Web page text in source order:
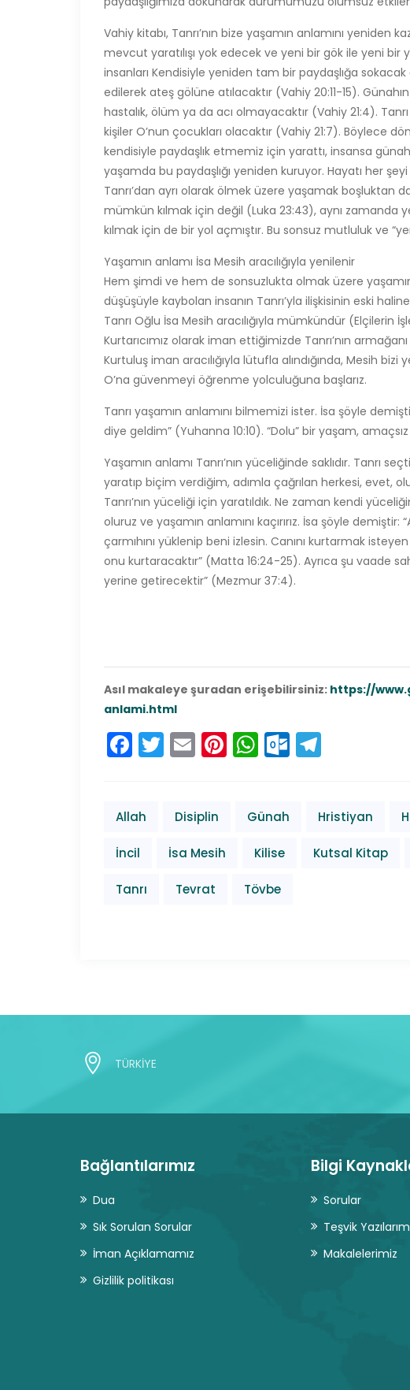
Vahiy kitabı, Tanrı’nın bize yaşamın anlamını yeniden
mevcut yaratılışı yok edecek ve yeni bir gök ile yeni
insanları Kendisiyle yeniden tam bir paydaşlığa
edilerek ateş gölüne atılacaktır (Vahiy 20:11-15).
hastalık, ölüm ya da acı olmayacaktır (Vahiy 21:4).
kişiler O’nun çocukları olacaktır (Vahiy 21:7). Böylece
kendisiyle paydaşlık etmemiz için yarattı, insansa
yaşamda bu paydaşlığı yeniden kuruyor. Hayatı her
Tanrı’dan ayrı olarak ölmek üzere yaşamak boşluktan
mümkün kılmak için değil (Luka 23:43), aynı zamanda
kılmak için de bir yol açmıştır. Bu sonsuz mutluluk ve
Yaşamın anlamı İsa Mesih aracılığıyla yenilenir
Hem şimdi ve hem de sonsuzlukta olmak üzere
düşüşüyle kaybolan insanın Tanrı’yla ilişkisinin eski
Tanrı Oğlu İsa Mesih aracılığıyla mümkündür (Elçilerin
Kurtarıcımız olarak iman ettiğimizde Tanrı’nın
Kurtuluş iman aracılığıyla lütufla alındığında, Mesih
O’na güvenmeyi öğrenme yolculuğuna başlarız.
Tanrı yaşamın anlamını bilmemizi ister. İsa şöyle
diye geldim” (Yuhanna 10:10). “Dolu” bir yaşam,
Yaşamın anlamı Tanrı’nın yüceliğinde saklıdır. Tanrı
yaratıp biçim verdiğim, adımla çağrılan herkesi, evet,
Tanrı’nın yüceliği için yaratıldık. Ne zaman kendi
oluruz ve yaşamın anlamını kaçırırız. İsa şöyle
çarmıhını yüklenip beni izlesin. Canını kurtarmak
onu kurtaracaktır” (Matta 16:24-25). Ayrıca şu vaade
yerine getirecektir” (Mezmur 37:4).
Asıl makaleye şuradan erişebilirsiniz: https://
anlami.html
Facebook
Twitter
EmailPinterest
WhatsApp
Allah Disiplin Günah Hristiyan
İncil İsa Mesih Kilise Kutsal Kitap
Tanrı Tevrat Tövbe
TÜRKİYE
Bağlantılarımız
Dua
Sık Sorulan Sorular
İman Açıklamamız
Gizlilik politikası
Bilgi
Sorular
Teşvik
Makalelerimiz